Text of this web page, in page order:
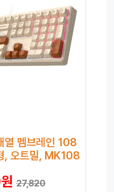
열 멤브레인 108
, 오트밀, MK108
27,820